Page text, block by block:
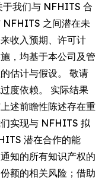
于我们与 NFHITS 合
NFHITS 之间潜在未
收入预期、许可计
，均基于本公司及管
估计与假设。 敬请
度依赖。 实际结果
述前瞻性陈述存在重
实现与 NFHITS 拟
潜在合作的能
知的所有知识产权的
额的相关风险；借助